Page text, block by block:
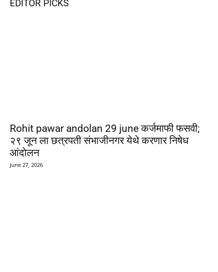
EDITOR PICKS
Rohit pawar andolan 29 june कर्जमाफी फसवी;
२९ जून ला छत्रपती संभाजीनगर येथे करणार निषेध
आंदोलन
June 27, 2026